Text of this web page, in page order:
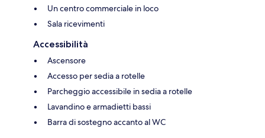
Un centro commerciale in loco
Sala ricevimenti
Accessibilità
Ascensore
Accesso per sedia a rotelle
Parcheggio accessibile in sedia a rotelle
Lavandino e armadietti bassi
Barra di sostegno accanto al WC